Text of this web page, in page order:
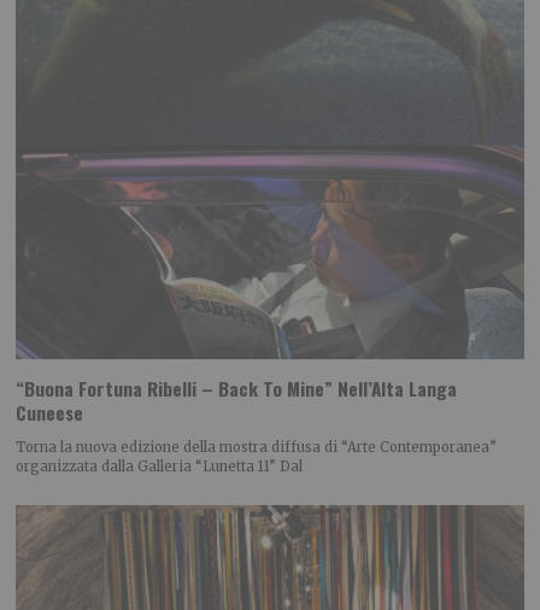
“Buona Fortuna Ribelli – Back To Mine” Nell’Alta Langa
Cuneese
Torna la nuova edizione della mostra diffusa di “Arte Contemporanea”
organizzata dalla Galleria “Lunetta 11” Dal